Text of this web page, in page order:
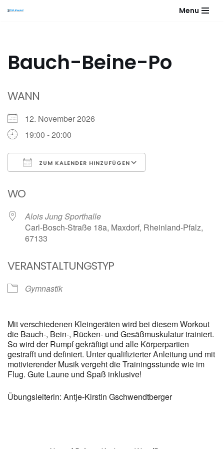
Menu
Bauch-Beine-Po
WANN
12. November 2026
19:00 - 20:00
ZUM KALENDER HINZUFÜGEN
WO
Alois Jung Sporthalle
Carl-Bosch-Straße 18a, Maxdorf, Rheinland-Pfalz,
67133
VERANSTALTUNGSTYP
Gymnastik
Mit verschiedenen Kleingeräten wird bei diesem Workout
die Bauch-, Bein-, Rücken- und Gesäßmuskulatur trainiert.
So wird der Rumpf gekräftigt und alle Körperpartien
gestrafft und definiert. Unter qualifizierter Anleitung und mit
motivierender Musik vergeht die Trainingsstunde wie im
Flug. Gute Laune und Spaß inklusive!
Übungsleiterin: Antje-Kirstin Gschwendtberger